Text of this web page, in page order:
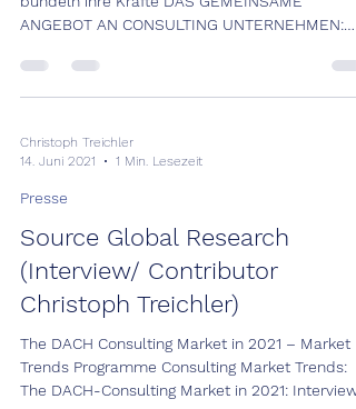
ANGEBOT AN CONSULTING UNTERNEHMEN:
Christoph Treichler
14. Juni 2021
1 Min. Lesezeit
Presse
Source Global Research
(Interview/ Contributor
Christoph Treichler)
The DACH Consulting Market in 2021 – Market
Trends Programme Consulting Market Trends:
The DACH-Consulting Market in 2021: Interview/